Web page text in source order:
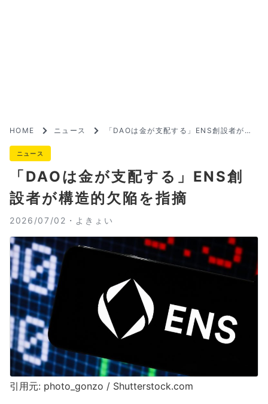
HOME ニュース
「DAOは金が支配する」ENS創設者が構
ニュース
「DAOは金が支配する」ENS創
設者が構造的欠陥を指摘
2026/07/02・ よきょい
引用元: photo_gonzo / Shutterstock.com